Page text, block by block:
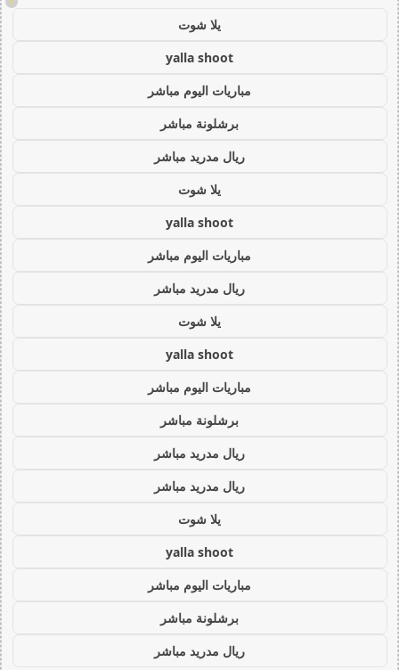
يلا شوت
yalla shoot
مباريات اليوم مباشر
برشلونة مباشر
ريال مدريد مباشر
يلا شوت
yalla shoot
مباريات اليوم مباشر
ريال مدريد مباشر
يلا شوت
yalla shoot
مباريات اليوم مباشر
برشلونة مباشر
ريال مدريد مباشر
ريال مدريد مباشر
يلا شوت
yalla shoot
مباريات اليوم مباشر
برشلونة مباشر
ريال مدريد مباشر